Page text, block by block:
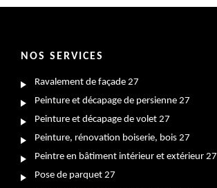
NOS SERVICES
Ravalement de façade 27
Peinture et décapage de persienne 27
Peinture et décapage de volet 27
Peinture, rénovation boiserie, bois 27
Peintre en bâtiment intérieur et extérieur 27
Pose de parquet 27